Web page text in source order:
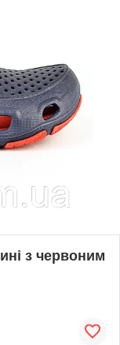
з червоним